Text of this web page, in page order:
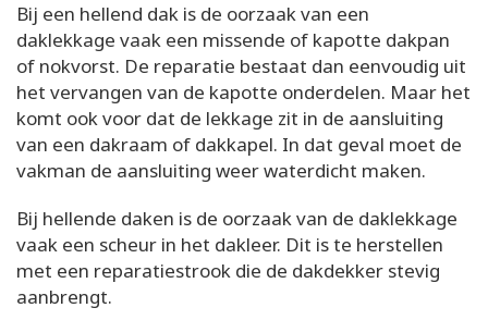
Bij een hellend dak is de oorzaak van een
daklekkage vaak een missende of kapotte dakpan
of nokvorst. De reparatie bestaat dan eenvoudig uit
het vervangen van de kapotte onderdelen. Maar het
komt ook voor dat de lekkage zit in de aansluiting
van een dakraam of dakkapel. In dat geval moet de
vakman de aansluiting weer waterdicht maken.
Bij hellende daken is de oorzaak van de daklekkage
vaak een scheur in het dakleer. Dit is te herstellen
met een reparatiestrook die de dakdekker stevig
aanbrengt.